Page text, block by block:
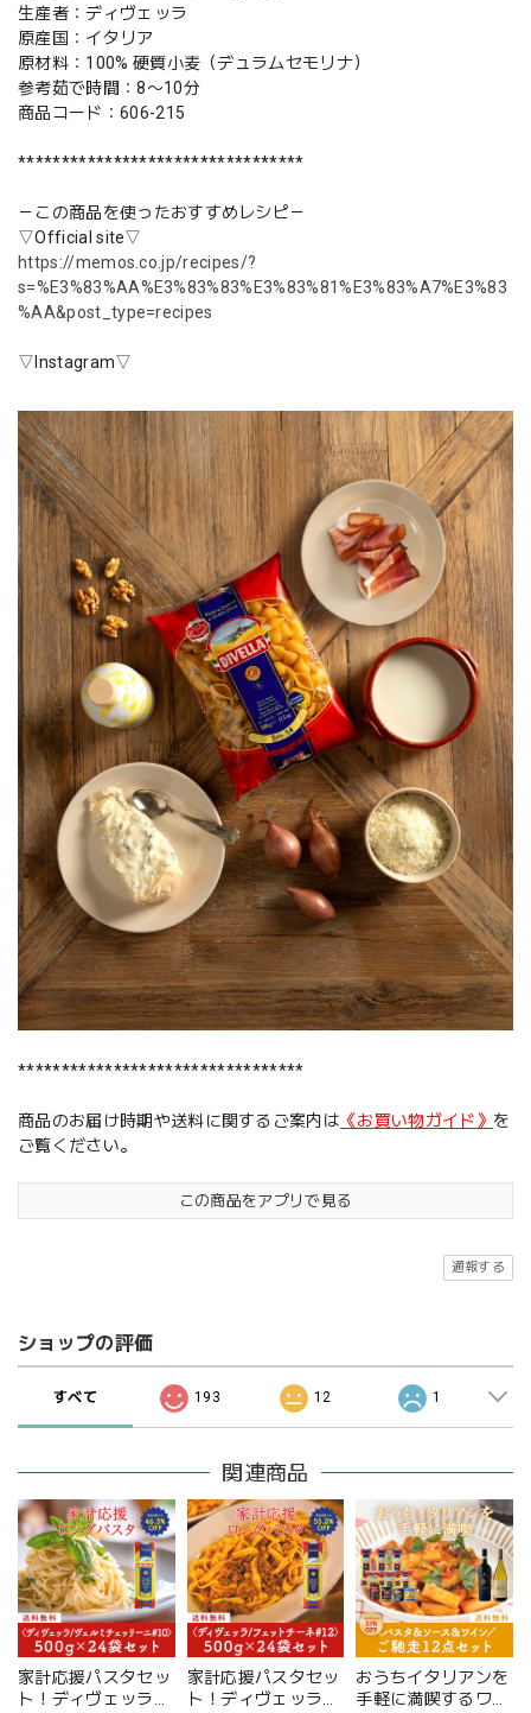
生産者：ディヴェッラ
原産国：イタリア
原材料：100% 硬質小麦（デュラムセモリナ）
参考茹で時間：8〜10分
商品コード：606-215
*********************************
－この商品を使ったおすすめレシピ－
▽Official site▽
https://memos.co.jp/recipes/?
s=%E3%83%AA%E3%83%83%E3%83%81%E3%83%A7%E3%83
%AA&post_type=recipes
▽Instagram▽
*********************************
商品のお届け時期や送料に関するご案内は 《お買い物ガイド》 を
ご覧ください。
この商品をアプリで見る
通報する
ショップの評価
すべて 193 12 1
関連商品
家計応援パスタセッ
ト！ディヴェッラ
家計応援パスタセッ
ト！ディヴェッラ
おうちイタリアンを
手軽に満喫するワイ